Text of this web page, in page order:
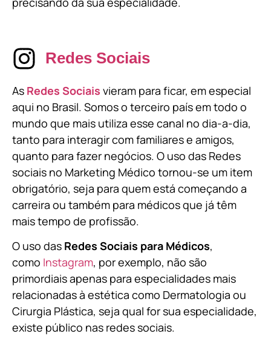
Redes Sociais
As Redes Sociais vieram para ficar, em especial
aqui no Brasil. Somos o terceiro país em todo o
mundo que mais utiliza esse canal no dia-a-dia,
tanto para interagir com familiares e amigos,
quanto para fazer negócios. O uso das Redes
sociais no Marketing Médico tornou-se um item
obrigatório, seja para quem está começando a
carreira ou também para médicos que já têm
mais tempo de profissão.
O uso das Redes Sociais para Médicos,
como Instagram, por exemplo, não são
primordiais apenas para especialidades mais
relacionadas à estética como Dermatologia ou
Cirurgia Plástica, seja qual for sua especialidade,
existe público nas redes sociais.